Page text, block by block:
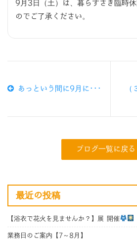
9月3日（土）は、暮らすさき臨時
のでご了承ください。
あっという間に9月に･･･
ブログ一覧に戻る
最近の投稿
【浴衣で花火を見ませんか？】展 開催
業務日のご案内【7～8月】